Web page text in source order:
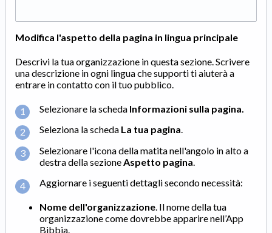
Modifica l'aspetto della pagina in lingua principale
Descrivi la tua organizzazione in questa sezione. Scrivere
una descrizione in ogni lingua che supporti ti aiuterà a
entrare in contatto con il tuo pubblico.
Selezionare la scheda Informazioni sulla pagina
Seleziona la scheda La tua pagina.
Selezionare l'icona della matita nell'angolo in alto a
destra della sezione Aspetto pagina
Aggiornare i seguenti dettagli secondo necessità:
Nome dell'organizzazione. Il nome della tua
organizzazione come dovrebbe apparire nell’App
Bibbia.